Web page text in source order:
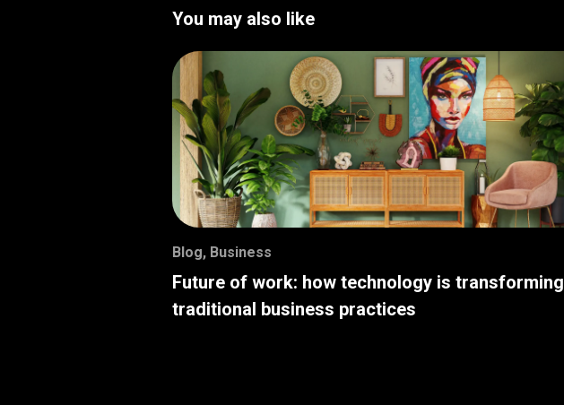
You may also like
Blog, Business
Future of work: how technology is transforming
traditional business practices